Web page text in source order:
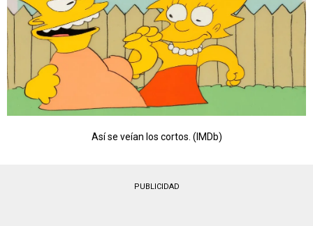
Así se veían los cortos. (IMDb)
PUBLICIDAD